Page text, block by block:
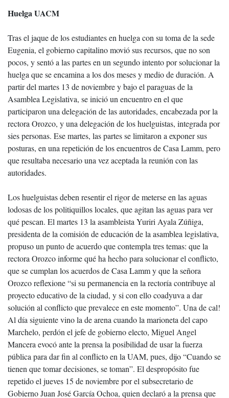
Huelga UACM
Tras el jaque de los estudiantes en huelga con su toma de la sede
Eugenia, el gobierno capitalino movió sus recursos, que no son
pocos, y sentó a las partes en un segundo intento por solucionar la
huelga que se encamina a los dos meses y medio de duración. A
partir del martes 13 de noviembre y bajo el paraguas de la
Asamblea Legislativa, se inició un encuentro en el que
participaron una delegación de las autoridades, encabezada por la
rectora Orozco, y una delegación de los huelguistas, integrada por
sies personas. Ese martes, las partes se limitaron a exponer sus
posturas, en una repetición de los encuentros de Casa Lamm, pero
que resultaba necesario una vez aceptada la reunión con las
autoridades.
Los huelguistas deben resentir el rigor de meterse en las aguas
lodosas de los politiquillos locales, que agitan las aguas para ver
qué pescan. El martes 13 la asambleista Yuriri Ayala Zúñiga,
presidenta de la comisión de educación de la asamblea legislativa,
propuso un punto de acuerdo que contempla tres temas: que la
rectora Orozco informe qué ha hecho para solucionar el conflicto,
que se cumplan los acuerdos de Casa Lamm y que la señora
Orozco reflexione “si su permanencia en la rectoría contribuye al
proyecto educativo de la ciudad, y si con ello coadyuva a dar
solución al conflicto que prevalece en este momento”. Una de cal!
Al día siguiente vino la de arena cuando la marioneta del capo
Marchelo, perdón el jefe de gobierno electo, Miguel Angel
Mancera evocó ante la prensa la posibilidad de usar la fuerza
pública para dar fin al conflicto en la UAM, pues, dijo “Cuando se
tienen que tomar decisiones, se toman”. El despropósito fue
repetido el jueves 15 de noviembre por el subsecretario de
Gobierno Juan José García Ochoa, quien declaró a la prensa que